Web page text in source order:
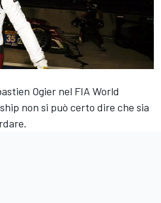
Ogier nel FIA World
non si può certo dire che sia